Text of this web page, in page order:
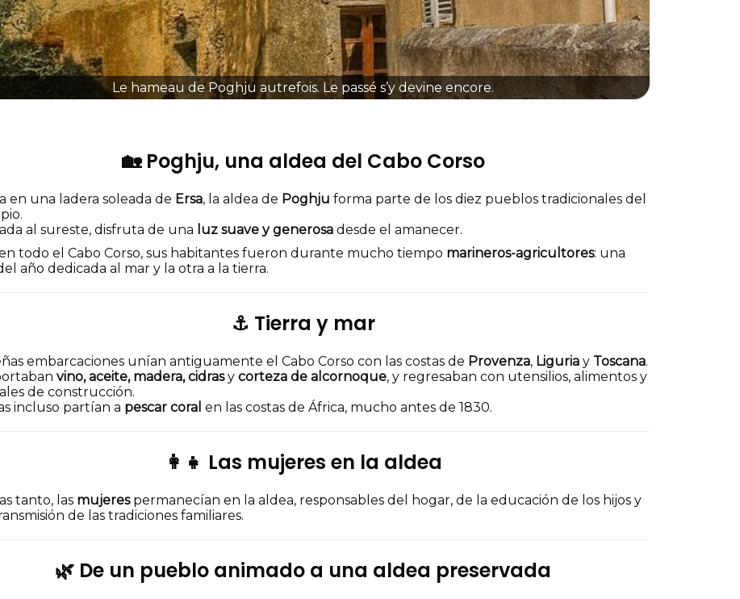
Le hameau de Poghju autrefois. Le passé s’y devine encore.
🏡 Poghju, una aldea del Cabo Corso
en una ladera soleada de Ersa, la aldea de Poghju forma parte de los diez pueblos tradicionales del
al sureste, disfruta de una luz suave y generosadesde el amanecer.
todo el Cabo Corso, sus habitantes fueron durante mucho tiempo marineros-agricultores: una
año dedicada al mar y la otra a la tierra.
⚓ Tierra y mar
embarcaciones unían antiguamente el Cabo Corso con las costas de Provenza, Liguriay Toscana.
vino, aceite, madera, cidrasy corteza de alcornoque, y regresaban con utensilios, alimentos y
de construcción.
incluso partían a pescar coral en las costas de África, mucho antes de 1830.
👩‍👧 Las mujeres en la aldea
tanto, las mujerespermanecían en la aldea, responsables del hogar, de la educación de los hijos y
de las tradiciones familiares.
🌿 De un pueblo animado a una aldea preservada